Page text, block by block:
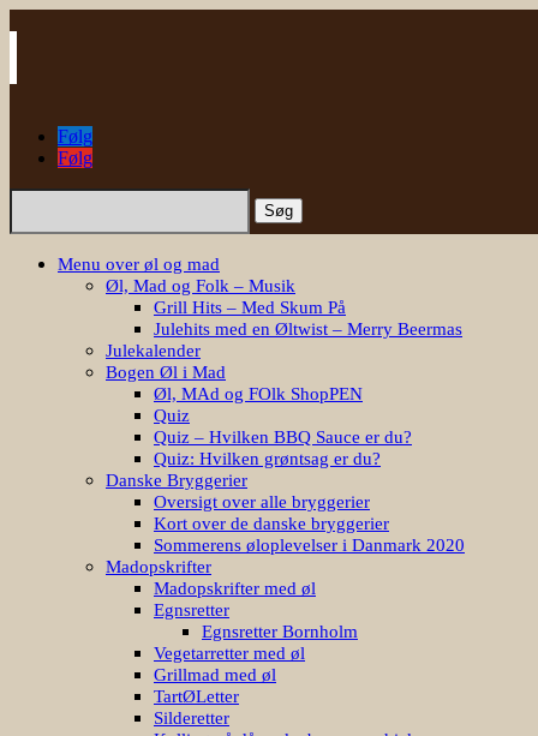
Følg
Følg
Søg
Menu over øl og mad
Øl, Mad og Folk – Musik
Grill Hits – Med Skum På
Julehits med en Øltwist – Merry Beermas
Julekalender
Bogen Øl i Mad
Øl, MAd og FOlk ShopPEN
Quiz
Quiz – Hvilken BBQ Sauce er du?
Quiz: Hvilken grøntsag er du?
Danske Bryggerier
Oversigt over alle bryggerier
Kort over de danske bryggerier
Sommerens øloplevelser i Danmark 2020
Madopskrifter
Madopskrifter med øl
Egnsretter
Egnsretter Bornholm
Vegetarretter med øl
Grillmad med øl
TartØLetter
Silderetter